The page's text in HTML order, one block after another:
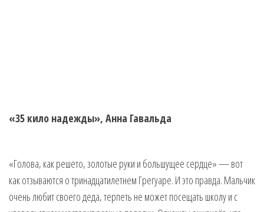
«35 кило надежды», Анна Гавальда
«Голова, как решето, золотые руки и большущее сердце» — вот
как отзываются о тринадцатилетнем Грегуаре. И это правда. Мальчик
очень любит своего деда, терпеть не может посещать школу и с